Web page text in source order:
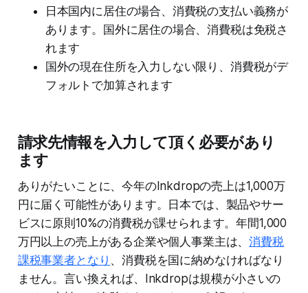
日本国内に居住の場合、消費税の支払い義務が
あります。国外に居住の場合、消費税は免税さ
れます
国外の現在住所を入力しない限り、消費税がデ
フォルトで加算されます
請求先情報を入力して頂く必要があり
ます
ありがたいことに、今年のInkdropの売上は1,000万
円に届く可能性があります。日本では、製品やサー
ビスに原則10%の消費税が課せられます。年間1,000
万円以上の売上がある企業や個人事業主は、消費税
課税事業者となり 、消費税を国に納めなければなり
ません。言い換えれば、Inkdropは規模が小さいの